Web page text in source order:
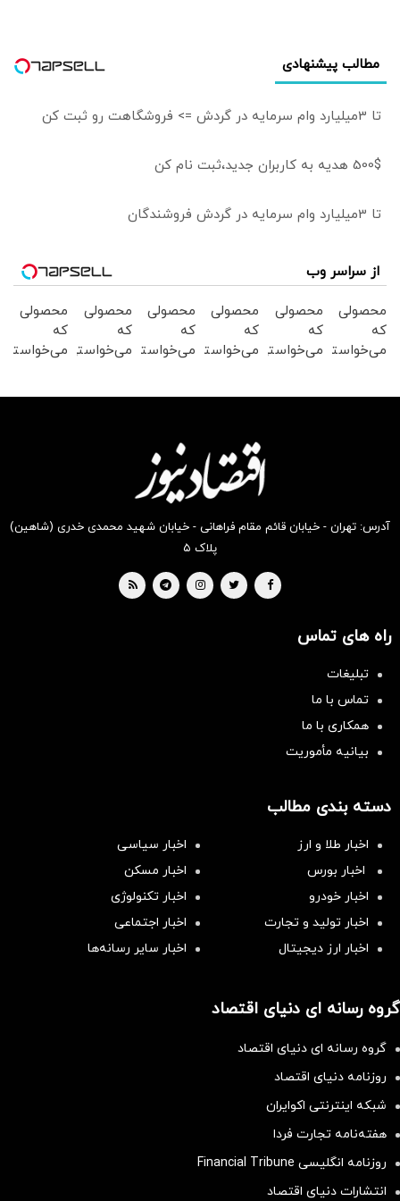
مطالب پیشنهادی
تا 3میلیارد وام سرمایه در گردش => فروشگاهت رو ثبت کن
500$ هدیه به کاربران جدید،ثبت نام کن
تا 3میلیارد وام سرمایه در گردش فروشندگان
از سراسر وب
محصولی
که
می‌خواستی
محصولی
که
می‌خواستی
محصولی
که
می‌خواستی
بخر !
محصولی
که
می‌خواستی
بخر !
محصولی
که
می‌خواستی
محصولی
که
می‌خواستی
آدرس: تهران - خیابان قائم مقام فراهانی - خیابان شهید محمدی خدری (شاهین)
پلاک ۵
راه های تماس
تبلیغات
تماس با ما
همکاری با ما
بیانیه مأموریت
دسته بندی مطالب
اخبار طلا و ارز
اخبار سیاسی
اخبار بورس
اخبار مسکن
اخبار خودرو
اخبار تکنولوژی
اخبار تولید و تجارت
اخبار اجتماعی
اخبار ارز دیجیتال
اخبار سایر رسانه‌‌ها
گروه رسانه ای دنیای اقتصاد
گروه رسانه ای دنیای اقتصاد
روزنامه دنیای اقتصاد
شبکه اینترنتی اکوایران
هفته‌نامه تجارت فردا
روزنامه انگلیسی Financial Tribune
انتشارات دنیای اقتصاد